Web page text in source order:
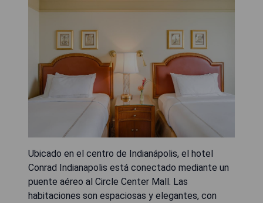
Ubicado en el centro de Indianápolis, el hotel
Conrad Indianapolis está conectado mediante un
puente aéreo al Circle Center Mall. Las
habitaciones son espaciosas y elegantes, con